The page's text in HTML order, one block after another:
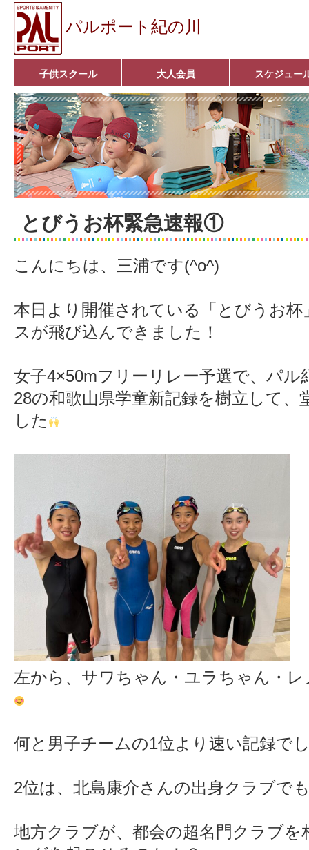
パルポート紀の川
子供スクール
ベビーコース
幼児コース
小学生コース
育成コース
選手コース
キッズパーク(体操教室)
子どもダンス教室
■入会案内■
大人会員
アクア悠々クラブ
いきいきコース
■入会案内■
スケジュー
とびうお杯緊急速報①
こんにちは、三浦です(^o^)
本日より開催されている「とびうお
スが飛び込んできました！
女子4×50mフリーリレー予選で、パル
28の和歌山県学童新記録を樹立して、
した
左から、サワちゃん・ユラちゃん・
何と男子チームの1位より速い記録で
2位は、北島康介さんの出身クラブで
地方クラブが、都会の超名門クラブ